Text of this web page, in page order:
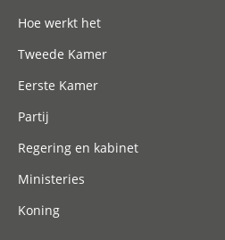
Hoe werkt het
Tweede Kamer
Eerste Kamer
Partij
Regering en kabinet
Ministeries
Koning